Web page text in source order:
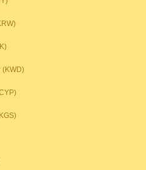
(KWD)